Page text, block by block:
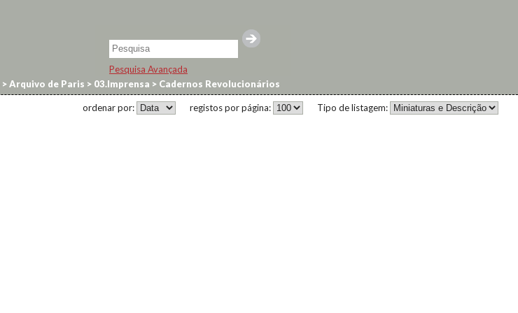
Pesquisa Avançada
>Arquivo de Paris > 03.Imprensa > Cadernos Revolucionários
Tipo de listagem:
registos por página:
ordenar por: